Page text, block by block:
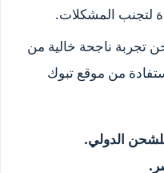
لتجنب المشكلات.
تجربة ناجحة خالية من
من موقع تبوك
الدولي.